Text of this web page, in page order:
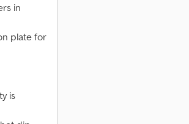
in
plate for
is